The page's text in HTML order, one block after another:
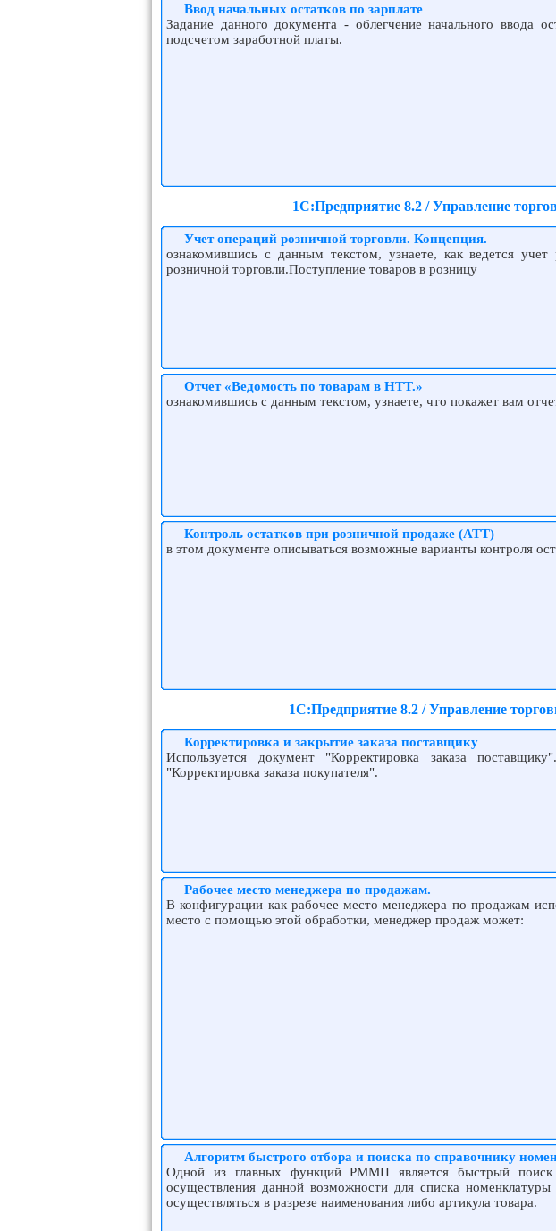
Ввод начальных остатков по зарплате
Задание данного документа - облегчение начального ввода
подсчетом заработной платы.
1С:Предприятие 8.2 / Управление
Учет операций розничной торговли. Концепция.
ознакомившись с данным текстом, узнаете, как ведется
розничной торговли.Поступление товаров в розницу
Отчет «Ведомость по товарам в НТТ.»
ознакомившись с данным текстом, узнаете, что покажет вам
Контроль остатков при розничной продаже (АТТ)
в этом документе описываться возможные варианты контроля
1С:Предприятие 8.2 / Управление
Корректировка и закрытие заказа поставщику
Используется документ "Корректировка заказа
"Корректировка заказа покупателя".
Рабочее место менеджера по продажам.
В конфигурации как рабочее место менеджера по продажам
место с помощью этой обработки, менеджер продаж может:
Алгоритм быстрого отбора и поиска по справочнику
Одной из главных функций РММП является быстрый
осуществления данной возможности для списка
осуществляться в разрезе наименования либо артикула товара.